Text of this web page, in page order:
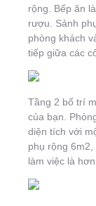
rộng. Bếp ăn
rượu. Sảnh
phòng khách
tiếp giữa các
Tầng 2 bố trí
của bạn.
diện tích với
phụ rộng
làm việc là hơn